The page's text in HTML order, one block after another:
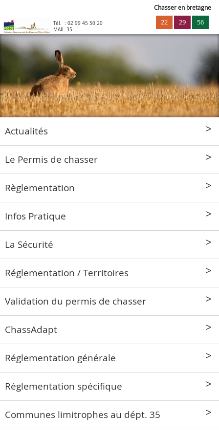
Tél. : 02 99 45 50 20
MAIL_35
Chasser en bretagne
22 29 56
Actualités
Le Permis de chasser
Règlementation
Infos Pratique
La Sécurité
Réglementation / Territoires
Validation du permis de chasser
ChassAdapt
Réglementation générale
Réglementation spécifique
Communes limitrophes au dépt. 35